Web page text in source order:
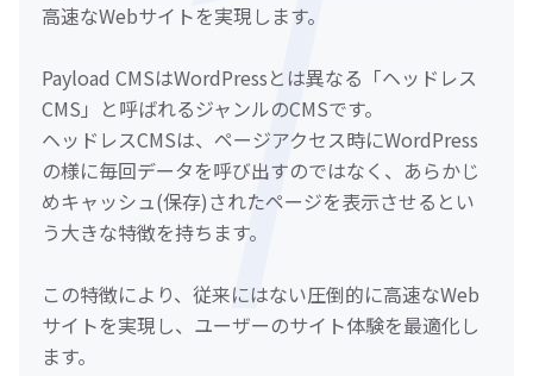
高速なWebサイトを実現します。
Payload CMSはWordPressとは異なる「ヘッドレス
CMS」と呼ばれるジャンルのCMSです。
ヘッドレスCMSは、ページアクセス時にWordPress
の様に毎回データを呼び出すのではなく、あらかじ
めキャッシュ(保存)されたページを表示させるとい
う大きな特徴を持ちます。
この特徴により、従来にはない圧倒的に高速なWeb
サイトを実現し、ユーザーのサイト体験を最適化し
ます。